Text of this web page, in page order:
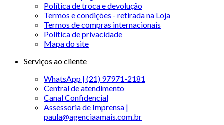
Política de troca e devolução
Termos e condições - retirada na Loja
Termos de compras internacionais
Politica de privacidade
Mapa do site
Serviços ao cliente
WhatsApp | (21) 97971-2181
Central de atendimento
Canal Confidencial
Assessoria de Imprensa |
paula@agenciaamais.com.br